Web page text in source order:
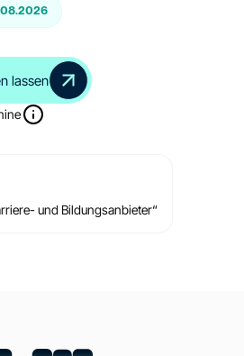
lassen
und Bildungsanbieter“